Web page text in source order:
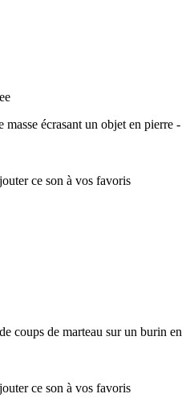
écrasant un objet en pierre -
coups de marteau sur un burin en